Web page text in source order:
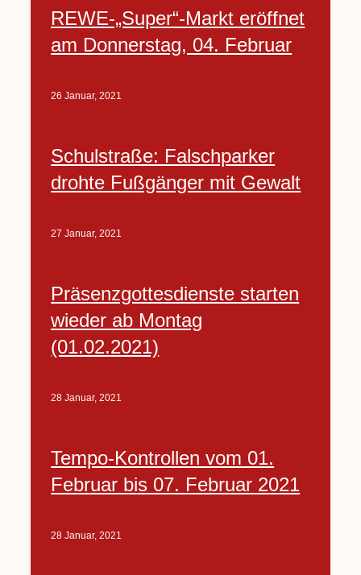
REWE-„Super“-Markt eröffnet
am Donnerstag, 04. Februar
26 Januar, 2021
Schulstraße: Falschparker
drohte Fußgänger mit Gewalt
27 Januar, 2021
Präsenzgottesdienste starten
wieder ab Montag
(01.02.2021)
28 Januar, 2021
Tempo-Kontrollen vom 01.
Februar bis 07. Februar 2021
28 Januar, 2021